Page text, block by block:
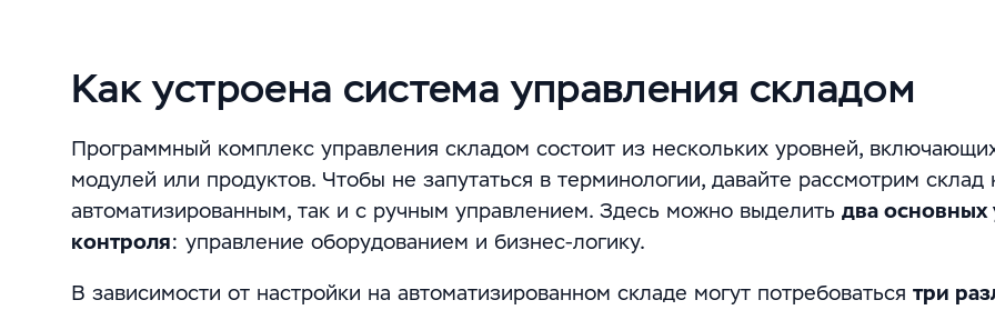
Как устроена система управления складом
Программный комплекс управления складом состоит из нескольких уровней,
модулей или продуктов. Чтобы не запутаться в терминологии, давайте рассмотрим склад
автоматизированным, так и с ручным управлением. Здесь можно выделить два основных
контроля: управление оборудованием и бизнес-логику.
В зависимости от настройки на автоматизированном складе могут потребоваться три